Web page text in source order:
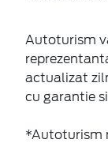
Autoturism
actualizat
cu garantie
*Autoturism